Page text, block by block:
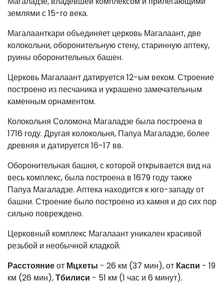
землями с 15-го века.
Магалаанткари объединяет церковь Магалаант, две
колокольни, оборонительную стену, старинную аптеку,
руины оборонительных башен.
Церковь Магалаант датируется 12-ым веком. Строение
построено из песчаника и украшено замечательным
каменным орнаментом.
Колокольня Соломона Магаладзе была построена в
1716 году. Другая колокольня, Папуа Магаладзе, более
древняя и датируется 16-17 вв.
Оборонительная башня, с которой открывается вид на
весь комплекс, была построена в 1679 году также
Папуа Магаладзе. Аптека находится к юго-западу от
башни. Строение было построено из камня и до сих пор
сильно повреждено.
Церковный комплекс Магалаант уникален красивой
резьбой и необычной кладкой.
Расстояниеот Мцхеты - 26 км (37 мин), от Каспи - 19
км (26 мин),Тбилиси - 51 км (1 час и 6 минут).